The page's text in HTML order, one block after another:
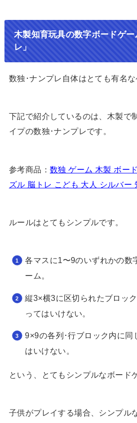
木製知育玩具の数字ボードゲ
レ」
数独･ナンプレ自体はとても有名な
下記で紹介しているのは、木製で
イプの数独･ナンプレです。
参考商品： 数独 ゲーム 木製 ボー
ズル 脳トレ こども 大人 シルバー
ルールはとてもシンプルです。
各マスに1〜9のいずれかの数
ーム。
縦3×横3に区切られたブロッ
ってはいけない。
9×9の各列･行ブロック内に同
はいけない。
という、とてもシンプルなボード
子供がプレイする場合、シンプル